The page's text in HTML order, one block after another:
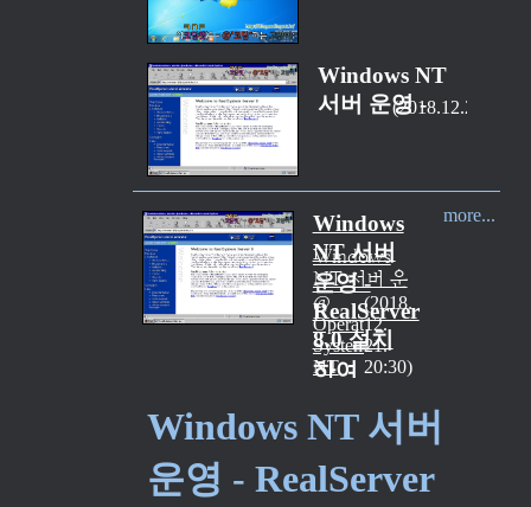
팅)하기 #1
Windows NT
서버 운영 -
RealPlayer 스
트리밍 서버 구
성하기 (Part 1)
2018.12.21
more...
Windows
NT 서버
운영 -
RealServer
8.0 설치
하여
스트리밍
하기 (Part
Windows
NT 서버 운
영 본 포스팅
은 Windows
NT 서버를
운영하는 각
정리이다.
RealServer
여
Operating
System/Windows
NT
2018.
12.
21.
20:30
Windows NT 서버
운영 - RealServer